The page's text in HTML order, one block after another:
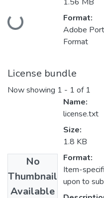
Loading...
Format:
Adobe
Format
License bundle
Now showing 1 - 1 of 1
No
Thumbnail
Available
Name:
license.txt
Size:
1.8 KB
Format:
Item-
upon to